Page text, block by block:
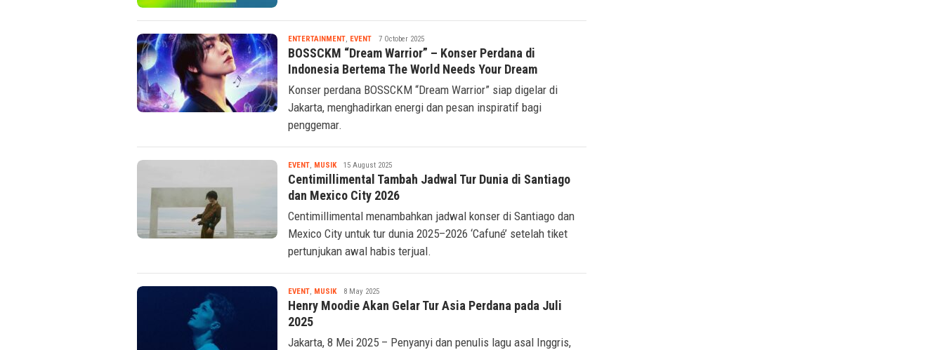
ENTERTAINMENT, EVENTTsaqif
Ridwan
7 October 2025
BOSSCKM “Dream Warrior” – Konser Perdana di
Indonesia Bertema The World Needs Your Dream
Konser perdana BOSSCKM “Dream Warrior” siap digelar di
Jakarta, menghadirkan energi dan pesan inspiratif bagi
penggemar.
EVENT, MUSIKTsaqif
Ridwan
15 August 2025
Centimillimental Tambah Jadwal Tur Dunia di Santiago
dan Mexico City 2026
Centimillimental menambahkan jadwal konser di Santiago dan
Mexico City untuk tur dunia 2025–2026 ‘Cafuné’ setelah tiket
pertunjukan awal habis terjual.
EVENT, MUSIKTsaqif
Ridwan
8 May 2025
Henry Moodie Akan Gelar Tur Asia Perdana pada Juli
2025
Jakarta, 8 Mei 2025 – Penyanyi dan penulis lagu asal Inggris,